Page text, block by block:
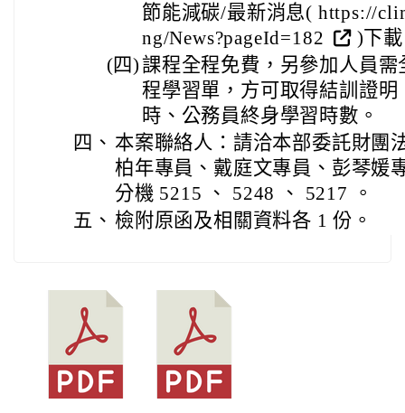
節能減碳/最新消息( https://
ng/News?pageId=182
)下
(四)課程全程免費，另參加人員
程學習單，方可取得結訓證
時、公務員終身學習時數。
四、 本案聯絡人：請洽本部委託財團
柏年專員、戴庭文專員、彭琴媛
分機 5215 、 5248 、 5217 。
五、 檢附原函及相關資料各 1 份。